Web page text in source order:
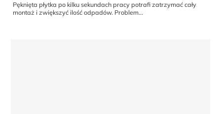
Pęknięta płytka po kilku sekundach pracy potrafi zatrzymać cały
montaż i zwiększyć ilość odpadów. Problem...